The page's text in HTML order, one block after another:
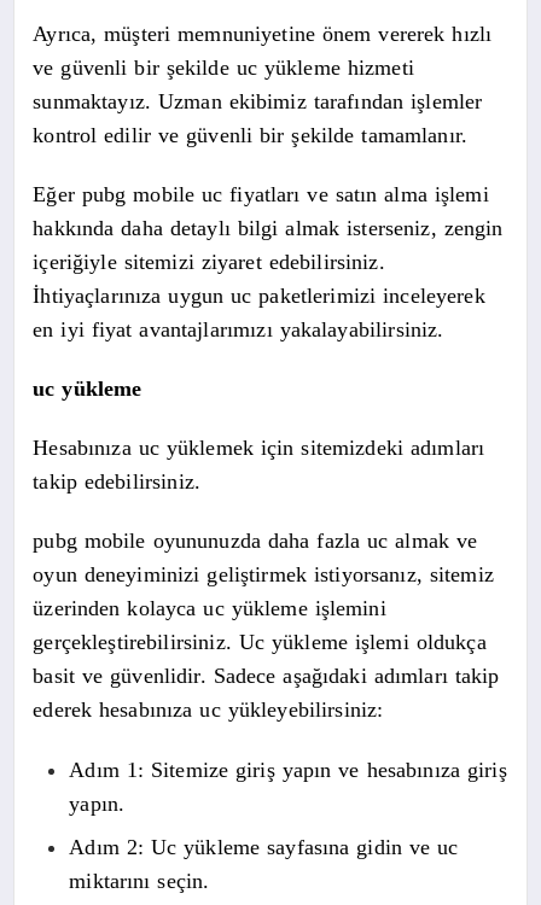
Ayrıca, müşteri memnuniyetine önem vererek hızlı
ve güvenli bir şekilde uc yükleme hizmeti
sunmaktayız. Uzman ekibimiz tarafından işlemler
kontrol edilir ve güvenli bir şekilde tamamlanır.
Eğer pubg mobile uc fiyatları ve satın alma işlemi
hakkında daha detaylı bilgi almak isterseniz, zengin
içeriğiyle sitemizi ziyaret edebilirsiniz.
İhtiyaçlarınıza uygun uc paketlerimizi inceleyerek
en iyi fiyat avantajlarımızı yakalayabilirsiniz.
uc yükleme
Hesabınıza uc yüklemek için sitemizdeki adımları
takip edebilirsiniz.
pubg mobile oyununuzda daha fazla uc almak ve
oyun deneyiminizi geliştirmek istiyorsanız, sitemiz
üzerinden kolayca uc yükleme işlemini
gerçekleştirebilirsiniz. Uc yükleme işlemi oldukça
basit ve güvenlidir. Sadece aşağıdaki adımları takip
ederek hesabınıza uc yükleyebilirsiniz:
Adım 1: Sitemize giriş yapın ve hesabınıza giriş
yapın.
Adım 2: Uc yükleme sayfasına gidin ve uc
miktarını seçin.